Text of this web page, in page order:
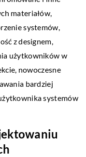
materiałów,
systemów,
z designem,
użytkowników w
nowoczesne
bardziej
systemów